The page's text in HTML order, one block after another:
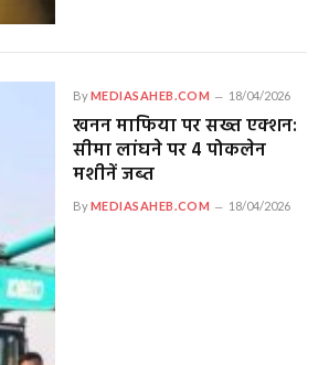
ByMEDIASAHEB.COM 18/04/2026
खनन माफिया पर सख्त एक्शन:
सीमा लांघने पर 4 पोकलेन
मशीनें जब्त
ByMEDIASAHEB.COM 18/04/2026